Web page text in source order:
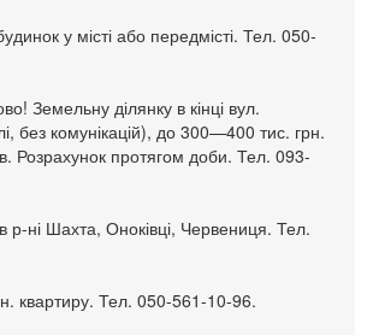
у місті або передмісті. Тел. 050-
Земельну ділянку в кінці вул.
без комунікацій), до 300—400 тис. грн.
Розрахунок протягом доби. Тел. 093-
р-ні Шахта, Оноківці, Червениця. Тел.
квартиру. Тел. 050-561-10-96.